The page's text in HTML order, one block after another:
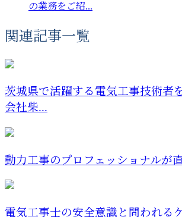
の業務をご紹...
関連記事一覧
茨城県で活躍する電気工事技術者
会社柴...
動力工事のプロフェッショナルが
電気工事士の安全意識と問われる